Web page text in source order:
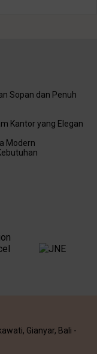
Sopan dan Penuh
Kantor yang Elegan
Modern
Gianyar, Bali -